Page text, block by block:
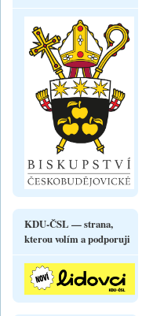
KDU-ČSL — strana,
kterou volím a podporuji